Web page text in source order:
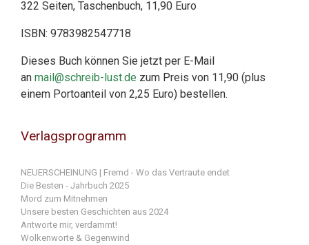
322 Seiten, Taschenbuch, 11,90 Euro
ISBN: 9783982547718
Dieses Buch können Sie jetzt per E-Mail
an mail@schreib-lust.de zum Preis von 11,90 (plus
einem Portoanteil von 2,25 Euro) bestellen.
Verlagsprogramm
NEUERSCHEINUNG | Fremd - Wo das Vertraute endet
Die Besten - Jahrbuch 2025
Mord zum Mitnehmen
Unsere besten Geschichten aus 2024
Antworte mir, verdammt!
Wolkenworte & Gegenwind